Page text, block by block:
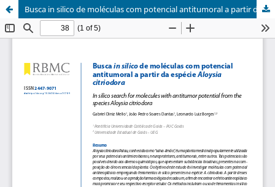
Busca in silico de moléculas com potencial antitumoral a partir da espécie Aloysia citriodora